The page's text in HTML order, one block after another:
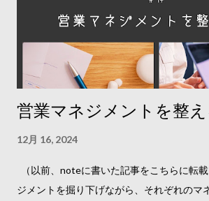
支援アプリの役割を改めて確認することで
んとかして「to be」に近づけること そも
をやっているのか、と言ったら、商品やサ
らですね。でも、なんで売りたいのか、と
しいから、ということでもあるのですが、
は差分（Gap）があるから、営業活動によ
めていくわけです。 経営の話をするときに
営業マネジメントを整
12月 16, 2024
（以前、noteに書いた記事をこちらに転
ジメントを掘り下げながら、それぞれのマ